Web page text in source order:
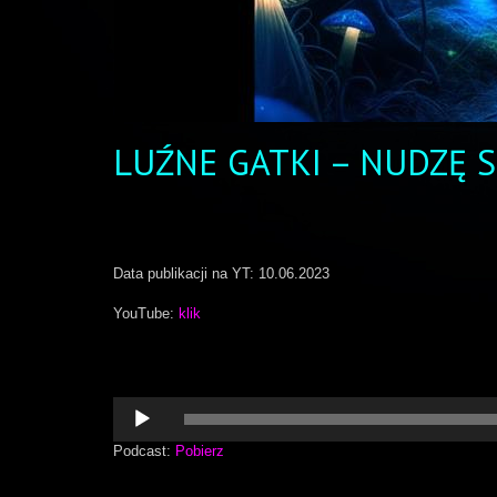
LUŹNE GATKI – NUDZĘ
Data publikacji na YT: 10.06.2023
YouTube: klik
Odtwarzacz
plików
dźwiękowych
Podcast: Pobierz